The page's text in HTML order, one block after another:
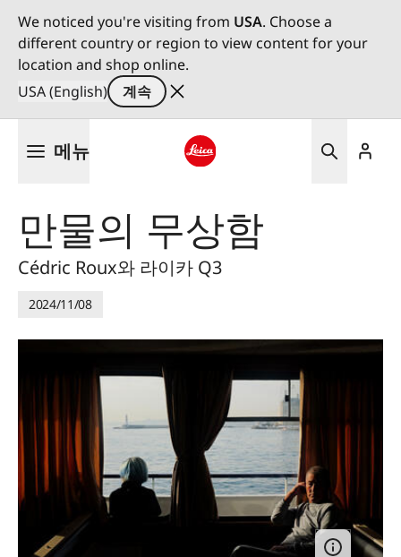
We noticed you're visiting from USA. Choose a
different country or region to view content for your
location and shop online.
USA (English)
계속
메뉴
만물의 무상함
Cédric Roux와 라이카 Q3
2024/11/08